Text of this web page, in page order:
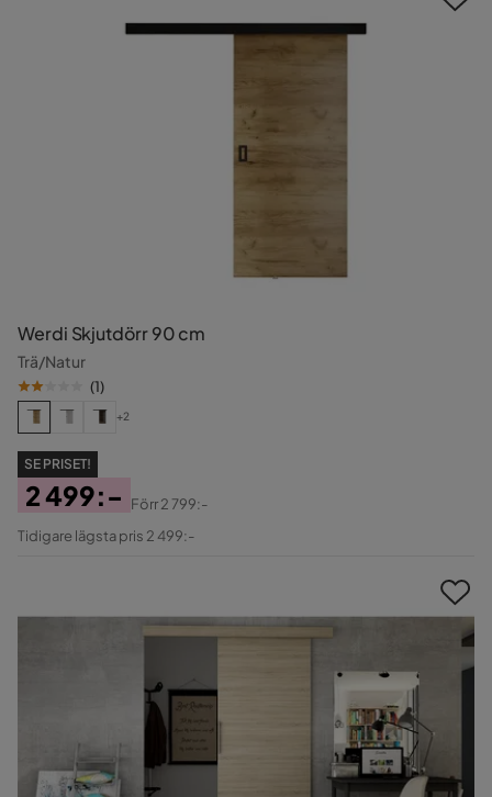
Werdi Skjutdörr 90 cm
Trä/Natur
(1)
+2
SE PRISET!
Pris
2 499:-
Original
Förr2 799:-
Tidigare lägsta pris 2 499:-